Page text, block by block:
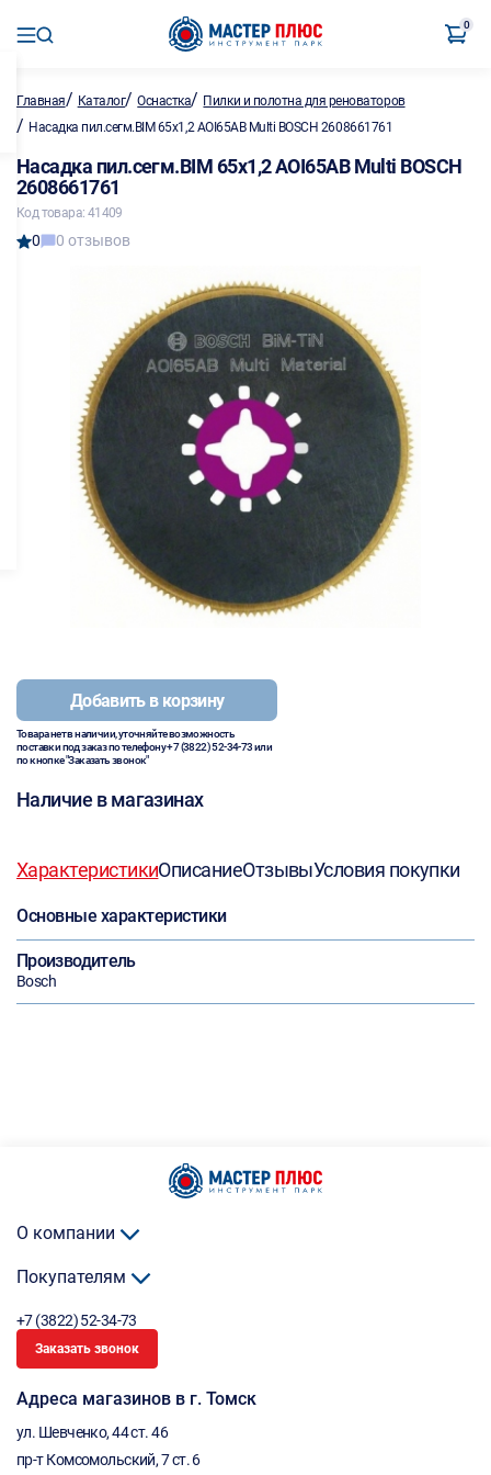
0
Главная/ Каталог/Оснастка/ Пилки и полотна для реноваторов
/ Насадка пил.сегм.BIM 65х1,2 AOI65AB Multi BOSCH 2608661761
Насадка пил.сегм.BIM 65х1,2 AOI65AB Multi BOSCH
2608661761
Код товара: 41409
0 0 отзывов
Добавить в корзину
Товара нет в наличии, уточняйте возможность
поставки под заказ по телефону+7 (3822) 52-34-73или
по кнопке "Заказать звонок"
Наличие в магазинах
ХарактеристикиОписаниеОтзывыУсловия покупки
Основные характеристики
Производитель
Bosch
О компании
Покупателям
+7 (3822) 52-34-73
Заказать звонок
Адреса магазинов в г. Томск
ул. Шевченко, 44 ст. 46
пр-т Комсомольский, 7 ст. 6